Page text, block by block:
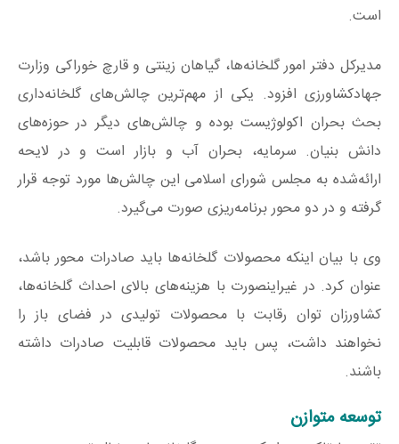
است.
مدیرکل دفتر امور گلخانه‌ها، گیاهان زینتی و قارچ خوراکی وزارت
جهادکشاورزی افزود. یکی از مهم‌ترین چالش‌های گلخانه‌داری
بحث بحران اکولوژیست بوده و چالش‌های دیگر در حوزه‌های
دانش‌ بنیان. سرمایه، بحران آب و بازار است و در لایحه
ارائه‌شده به مجلس شورای اسلامی این چالش‌ها مورد توجه قرار
گرفته و در دو محور برنامه‌ریزی صورت می‌گیرد.
وی با بیان اینکه محصولات گلخانه‌ها باید صادرات محور باشد،
عنوان کرد. در غیراینصورت با هزینه‌های بالای احداث گلخانه‌ها،
کشاورزان توان رقابت با محصولات تولیدی در فضای باز را
نخواهند داشت، پس باید محصولات قابلیت صادرات داشته
باشند.
توسعه متوازن